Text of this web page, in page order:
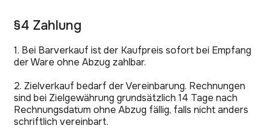
§4 Zahlung
1. Bei Barverkauf ist der Kaufpreis sofort bei Empfang
der Ware ohne Abzug zahlbar.
2. Zielverkauf bedarf der Vereinbarung. Rechnungen
sind bei Zielgewährung grundsätzlich 14 Tage nach
Rechnungsdatum ohne Abzug fällig, falls nicht anders
schriftlich vereinbart.